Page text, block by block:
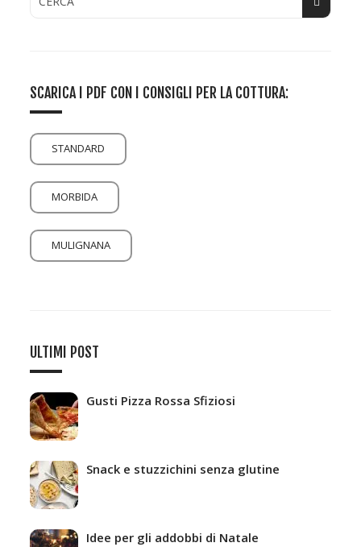
SCARICA I PDF CON I CONSIGLI PER LA COTTURA:
STANDARD
MORBIDA
MULIGNANA
ULTIMI POST
Gusti Pizza Rossa Sfiziosi
Snack e stuzzichini senza glutine
Idee per gli addobbi di Natale